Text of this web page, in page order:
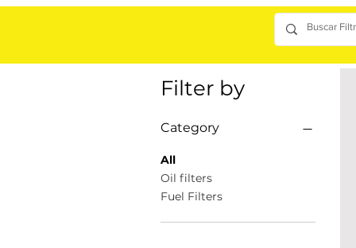
Filter by
Category
All
Oil filters
Fuel Filters